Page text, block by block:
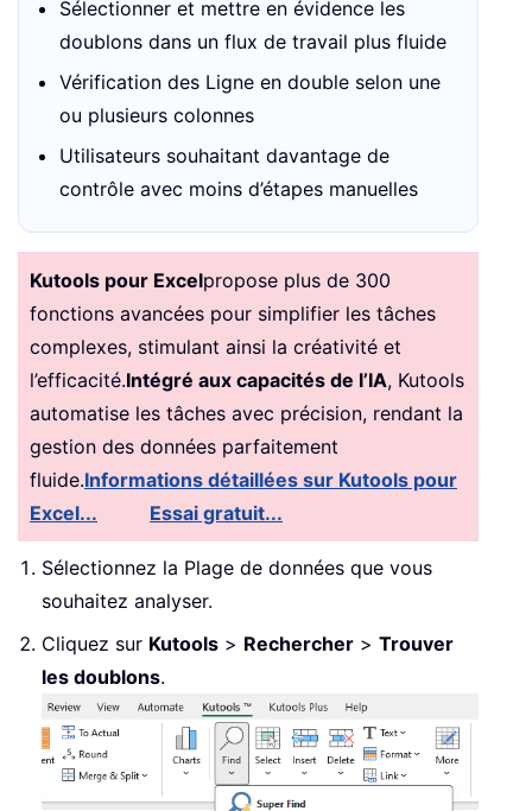
Sélectionner et mettre en évidence les
doublons dans un flux de travail plus fluide
Vérification des Ligne en double selon une
ou plusieurs colonnes
Utilisateurs souhaitant davantage de
contrôle avec moins d’étapes manuelles
Kutools pour Excelpropose plus de 300
fonctions avancées pour simplifier les tâches
complexes, stimulant ainsi la créativité et
l’efficacité.Intégré aux capacités de l’IA, Kutools
automatise les tâches avec précision, rendant la
gestion des données parfaitement
fluide.Informations détaillées sur Kutools pour
Excel...
Essai gratuit...
Sélectionnez la Plage de données que vous
souhaitez analyser.
Cliquez sur Kutools > Rechercher > Trouver
les doublons.